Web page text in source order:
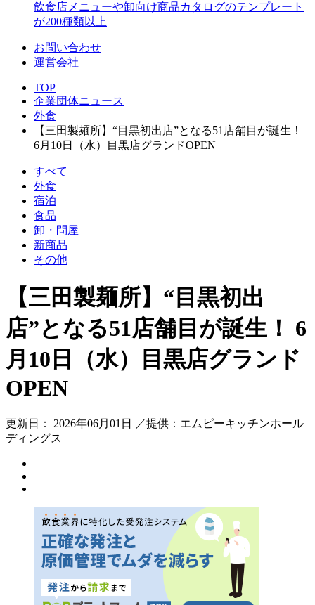
飲食店メニューや卸向け商品カタログのテンプレート
が200種類以上
お問い合わせ
運営会社
TOP
企業団体ニュース
外食
【三田製麺所】“目黒初出店”となる51店舗目が誕生！
6月10日（水）目黒店グランドOPEN
すべて
外食
宿泊
食品
卸・問屋
新商品
その他
【三田製麺所】“目黒初出
店”となる51店舗目が誕生！ 6
月10日（水）目黒店グランド
OPEN
更新日： 2026年06月01日 ／提供：エムピーキッチンホール
ディングス